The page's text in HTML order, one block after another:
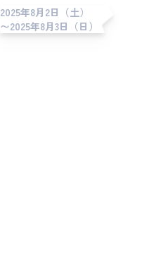
2025年8月2日（土）
〜2025年8月3日（日）